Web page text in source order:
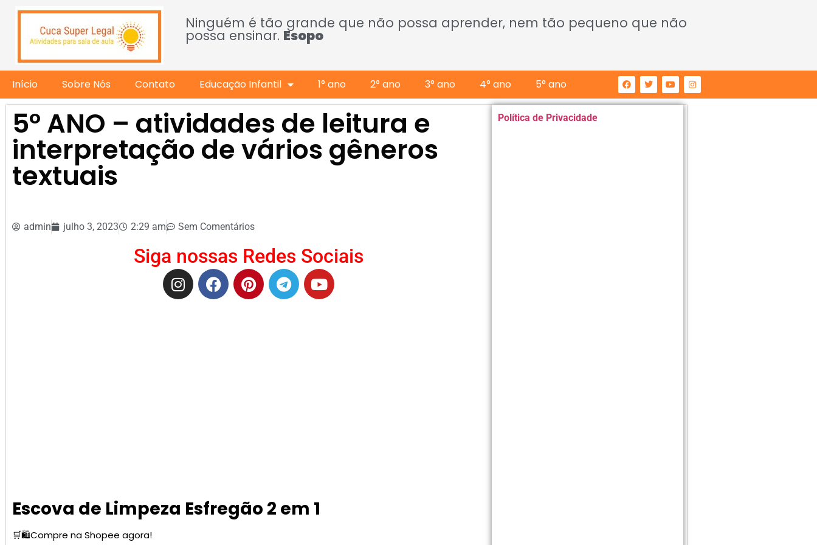
Ninguém é tão grande que não possa aprender, nem tão pequeno que não
possa ensinar. Esopo
Início Sobre Nós Contato Educação Infantil 1° ano 2° ano 3° ano 4° ano 5° ano
5º ANO – atividades de leitura e
interpretação de vários gêneros
textuais
admin julho 3, 2023 2:29 am Sem Comentários
Siga nossas Redes Sociais
Escova de Limpeza Esfregão 2 em 1
🛒🛍️Compre na Shopee agora!
Política de Privacidade